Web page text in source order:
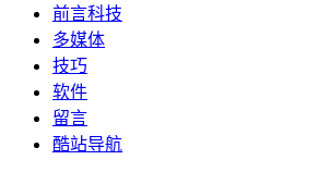
前言科技
多媒体
技巧
软件
留言
酷站导航